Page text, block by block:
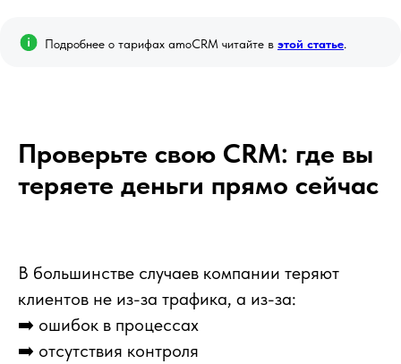
Подробнее о тарифах amoCRM читайте в этой статье.
Проверьте свою CRM: где вы
теряете деньги прямо сейчас
В большинстве случаев компании теряют
клиентов не из-за трафика, а из-за:
➡️ ошибок в процессах
➡️ отсутствия контроля
продажи
С 2017 года мы помогаем бизнесу находить точки
роста в процессах продаж и работать эффективнее,
внедряя amoCRM и лучшие ИТ-решения.
Перейти в блог